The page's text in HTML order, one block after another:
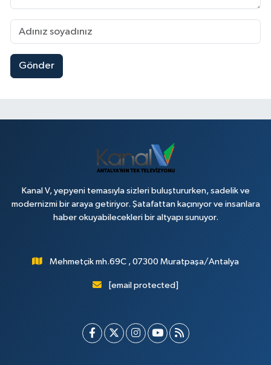
Gönder
Kanal V, yepyeni temasıyla sizleri buluştururken, sadelik ve
modernizmi bir araya getiriyor. Şatafattan kaçınıyor ve insanlara
haber okuyabilecekleri bir altyapı sunuyor.
Mehmetçik mh.69C , 07300 Muratpaşa/Antalya
[email protected]